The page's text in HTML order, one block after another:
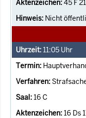
45 F
Nicht
11:05 Uhr
16 C
16 Ds